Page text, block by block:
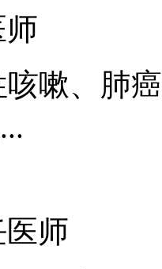
嗽、肺
师